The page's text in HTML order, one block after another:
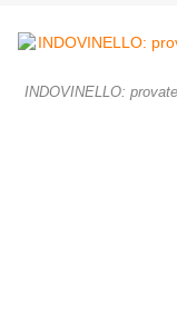
INDOVINELLO: